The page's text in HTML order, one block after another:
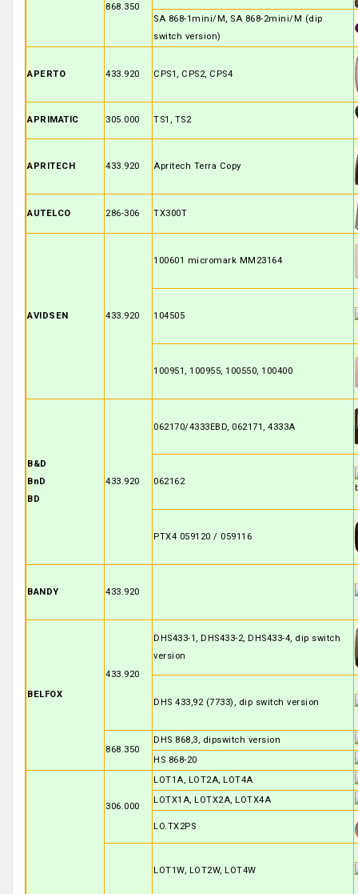
868.350
SA 868-1mini/M, SA 868-2mini/M (dip
switch version)
APERTO 433.920 CPS1, CPS2, CPS4
APRIMATIC 305.000 TS1, TS2
APRITECH 433.920 Apritech Terra Copy
AUTELCO 286-306 TX300T
AVIDSEN 433.920
100601 micromark MM23164
104505
100951, 100955, 100550, 100400
B&D
BnD
BD
433.920
062170/4333EBD, 062171, 4333A
062162
PTX4 059120 / 059116
BANDY 433.920
BELFOX
433.920
DHS433-1, DHS433-2, DHS433-4, dip switch
version
DHS 433,92 (7733), dip switch version
868.350
DHS 868,3, dipswitch version
HS 868-20
306.000
LOT1A, LOT2A, LOT4A
LOTX1A, LOTX2A, LOTX4A
LO.TX2PS
LOT1W, LOT2W, LOT4W